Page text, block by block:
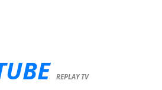
REPLAY TV